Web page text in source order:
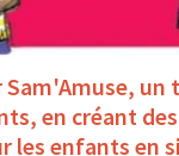
un
en créant
les enfants en